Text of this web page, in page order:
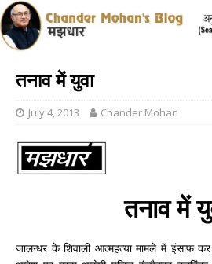
तनाव में युवा
July 4, 2013 Chander Mohan
तनाव में
जालन्धर के शिवाली आत्महत्या मामले में इंसाफ